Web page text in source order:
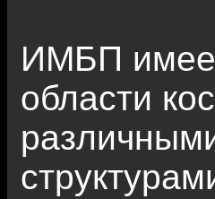
ИМБП
области